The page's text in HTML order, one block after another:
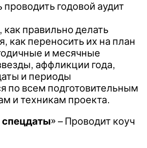
проводить годовой аудит
правильно делать
как переносить их на план
и месячные
аффликции года,
и периоды
по всем подготовительным
и техникам проекта.
спецдаты» – Проводит коуч